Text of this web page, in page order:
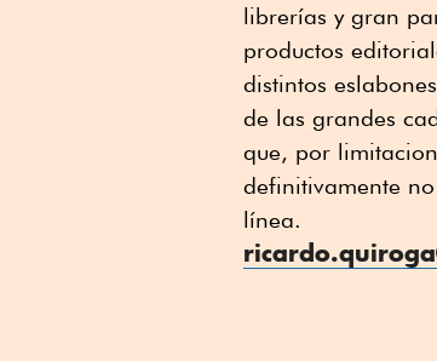
librerías y gran
productos
distintos
de las grandes
que, por
definitivamente
línea.